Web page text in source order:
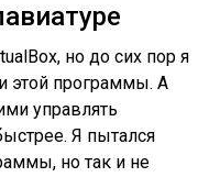
но до сих пор я
этой программы. А
управлять
Я пытался
но так и не